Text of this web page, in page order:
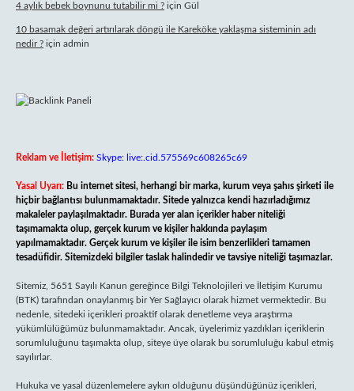
4 aylık bebek boynunu tutabilir mi ? için Gül
10 basamak değeri artırılarak döngü ile Kareköke yaklaşma sisteminin adı
nedir ? için admin
Reklam ve İletişim: Skype: live:.cid.575569c608265c69
Yasal Uyarı: Bu internet sitesi, herhangi bir marka, kurum veya şahıs şirketi ile
hiçbir bağlantısı bulunmamaktadır. Sitede yalnızca kendi hazırladığımız
makaleler paylaşılmaktadır. Burada yer alan içerikler haber niteliği
taşımamakta olup, gerçek kurum ve kişiler hakkında paylaşım
yapılmamaktadır. Gerçek kurum ve kişiler ile isim benzerlikleri tamamen
tesadüfidir. Sitemizdeki bilgiler taslak halindedir ve tavsiye niteliği taşımazlar.
Sitemiz, 5651 Sayılı Kanun gereğince Bilgi Teknolojileri ve İletişim Kurumu
(BTK) tarafından onaylanmış bir Yer Sağlayıcı olarak hizmet vermektedir. Bu
nedenle, sitedeki içerikleri proaktif olarak denetleme veya araştırma
yükümlülüğümüz bulunmamaktadır. Ancak, üyelerimiz yazdıkları içeriklerin
sorumluluğunu taşımakta olup, siteye üye olarak bu sorumluluğu kabul etmiş
sayılırlar.
Hukuka ve yasal düzenlemelere aykırı olduğunu düşündüğünüz içerikleri,